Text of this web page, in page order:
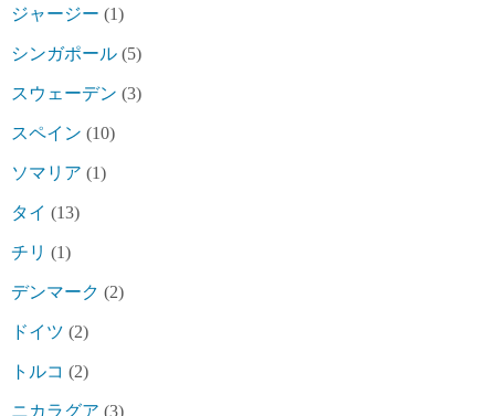
ジャージー (1)
シンガポール (5)
スウェーデン (3)
スペイン (10)
ソマリア (1)
タイ (13)
チリ (1)
デンマーク (2)
ドイツ (2)
トルコ (2)
ニカラグア (3)